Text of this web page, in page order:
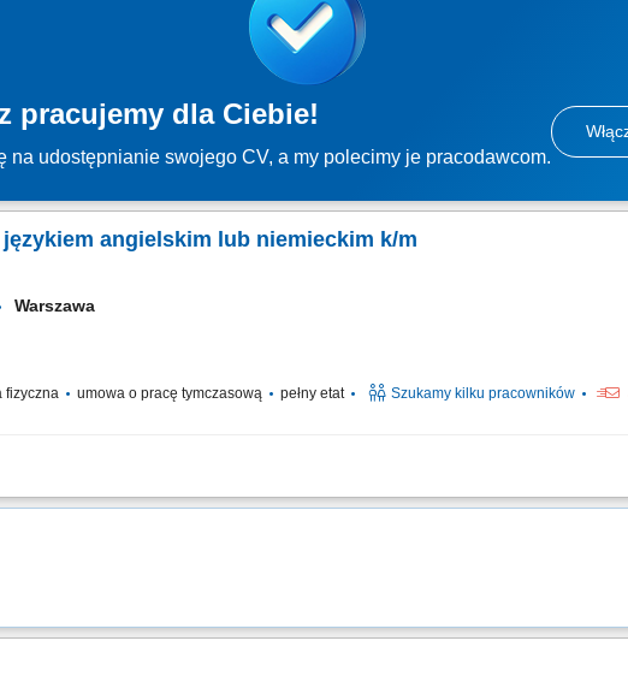
pracujemy dla Ciebie!
na udostępnianie swojego CV, a my polecimy je pracodawcom.
angielskim lub niemieckim k/m
Warszawa
fizyczna umowa o pracę tymczasową pełny etat Szukamy kilku pracowników
oraz estetyczne serwowanie potraw z menu à la carte. Nadzorowanie najwyższej